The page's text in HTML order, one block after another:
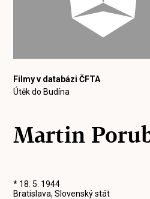
Filmy v databázi ČFTA
Útěk do Budína
Martin
* 18. 5. 1944
Bratislava, Slovenský stát